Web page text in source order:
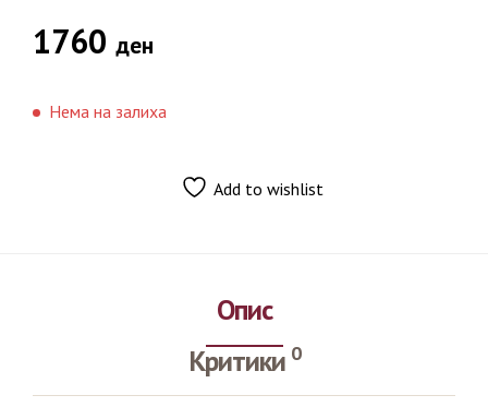
1760 ден
Нема на залиха
Add to wishlist
Опис
Критики 0